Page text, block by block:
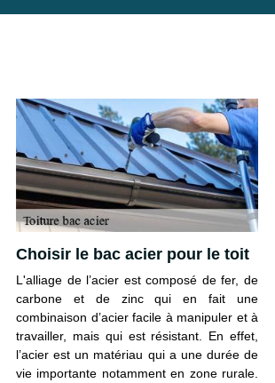
Choisir le bac acier pour le toit
L'alliage de l’acier est composé de fer, de
carbone et de zinc qui en fait une
combinaison d’acier facile à manipuler et à
travailler, mais qui est résistant. En effet,
l’acier est un matériau qui a une durée de
vie importante notamment en zone rurale.